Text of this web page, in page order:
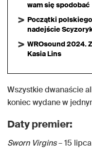
wam się spodobać
Początki
nadejście
WROsound 2024.
Kasia Lins
Wszystkie dwanaście
koniec wydane w
Daty premier:
Sworn Virgins– 15 lipca